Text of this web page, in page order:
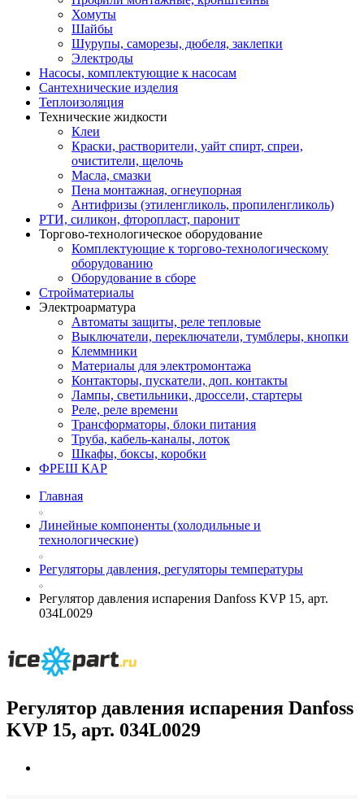
Хомуты
Шайбы
Шурупы, саморезы, дюбеля, заклепки
Электроды
Насосы, комплектующие к насосам
Сантехнические изделия
Теплоизоляция
Технические жидкости
Клеи
Краски, растворители, уайт спирт, спреи,
очистители, щелочь
Масла, смазки
Пена монтажная, огнеупорная
Антифризы (этиленгликоль, пропиленгликоль)
РТИ, силикон, фторопласт, паронит
Торгово-технологическое оборудование
Комплектующие к торгово-технологическому
оборудованию
Оборудование в сборе
Стройматериалы
Электроарматура
Автоматы защиты, реле тепловые
Выключатели, переключатели, тумблеры, кнопки
Клеммники
Материалы для электромонтажа
Контакторы, пускатели, доп. контакты
Лампы, светильники, дроссели, стартеры
Реле, реле времени
Трансформаторы, блоки питания
Труба, кабель-каналы, лоток
Шкафы, боксы, коробки
ФРЕШ КАР
Главная
Линейные компоненты (холодильные и
технологические)
Регуляторы давления, регуляторы температуры
Регулятор давления испарения Danfoss KVP 15, арт.
034L0029
Регулятор давления испарения Danfoss
KVP 15, арт. 034L0029